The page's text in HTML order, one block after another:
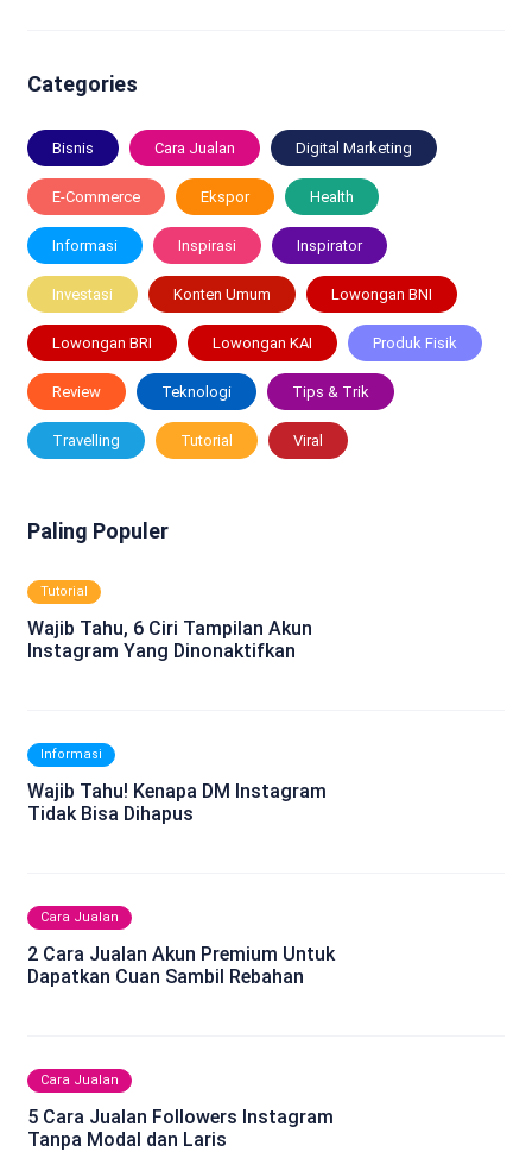
Categories
Bisnis Cara Jualan Digital Marketing
E-Commerce Ekspor Health
Informasi Inspirasi Inspirator
Investasi Konten Umum Lowongan BNI
Lowongan BRI Lowongan KAI Produk Fisik
Review Teknologi Tips & Trik
Travelling Tutorial Viral
Paling Populer
Tutorial
Wajib Tahu, 6 Ciri Tampilan Akun
Instagram Yang Dinonaktifkan
Informasi
Wajib Tahu! Kenapa DM Instagram
Tidak Bisa Dihapus
Cara Jualan
2 Cara Jualan Akun Premium Untuk
Dapatkan Cuan Sambil Rebahan
Cara Jualan
5 Cara Jualan Followers Instagram
Tanpa Modal dan Laris